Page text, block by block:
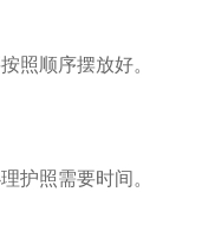
照顺序摆放好。
护照需要时间。